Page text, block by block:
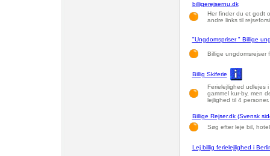
billigerejsernu.dk
Her finder du et godt
andre links til
"Ungdomspriser " Billige
Billige ungdomsrejser
Billig Skiferie
Ferielejlighed udlejes
gammel kur-by, men
lejlighed til 4 personer.
Billige Rejser.dk (Svensk
Søg efter leje bil,
Lej billig ferielejlighed i